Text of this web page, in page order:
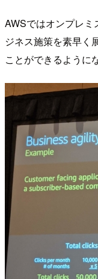
AWSではオンプレ
ジネス施策を素早く
ことができるように